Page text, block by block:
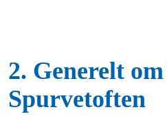
2. Generelt
Spurvetoften